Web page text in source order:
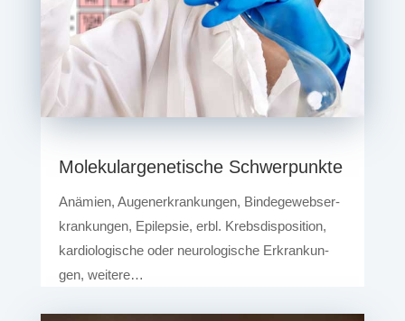
Mole­ku­lar­ge­ne­ti­sche Schwerpunkte
Anämi­en, Augen­er­kran­kun­gen, Bin­de­ge­webs­er­
kran­kun­gen, Epi­lep­sie, erbl. Krebs­dis­po­si­ti­on,
kar­dio­lo­gi­sche oder neu­ro­lo­gi­sche Erkran­kun­
gen, weitere…